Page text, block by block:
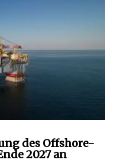
des Offshore-
2027 an